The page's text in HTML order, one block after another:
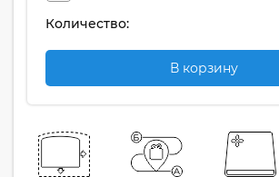
Количество:
В корзину